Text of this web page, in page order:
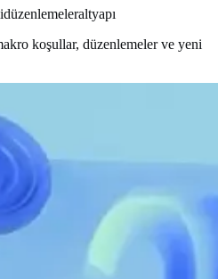
düzenlemeleraltyapı
koşullar, düzenlemeler ve yeni